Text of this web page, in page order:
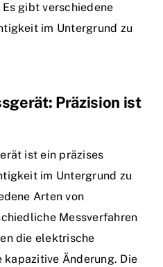
gibt verschiedene
im Untergrund zu
Präzision ist
ist ein präzises
im Untergrund zu
Arten von
Messverfahren
die elektrische
Änderung. Die